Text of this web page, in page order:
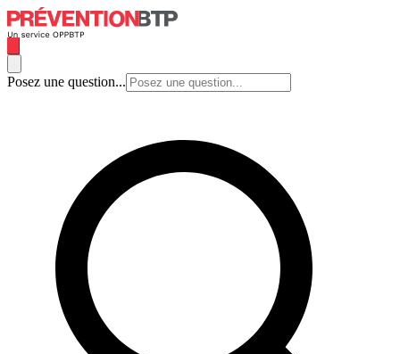
Posez une question...